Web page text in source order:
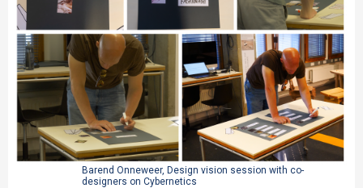
Barend Onneweer, Design vision session with co-
designers on Cybernetics